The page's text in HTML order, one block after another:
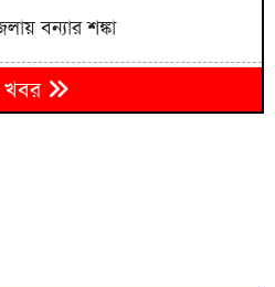
বন্যার শঙ্কা
স্মৃতি স্তম্ভ;
তদন্তের ঘোষণা